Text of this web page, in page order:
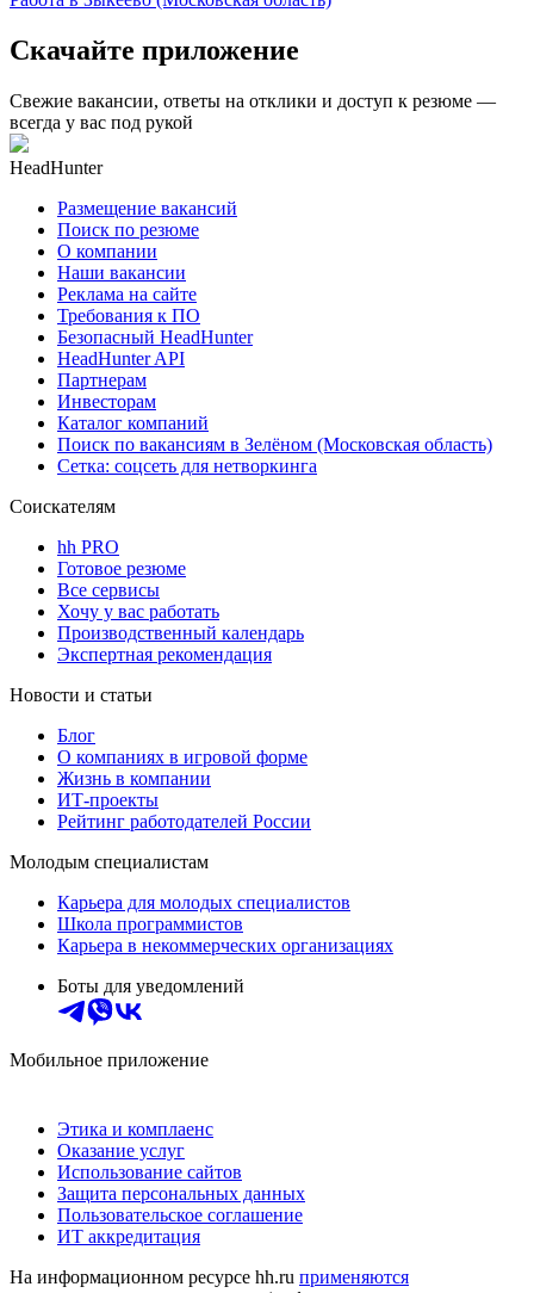
Скачайте приложение
Свежие вакансии, ответы на отклики и доступ к резюме —
всегда у вас под рукой
HeadHunter
Размещение вакансий
Поиск по резюме
О компании
Наши вакансии
Реклама на сайте
Требования к ПО
Безопасный HeadHunter
HeadHunter API
Партнерам
Инвесторам
Каталог компаний
Поиск по вакансиям в Зелёном (Московская область)
Сетка: соцсеть для нетворкинга
Соискателям
hh PRO
Готовое резюме
Все сервисы
Хочу у вас работать
Производственный календарь
Экспертная рекомендация
Новости и статьи
Блог
О компаниях в игровой форме
Жизнь в компании
ИТ-проекты
Рейтинг работодателей России
Молодым специалистам
Карьера для молодых специалистов
Школа программистов
Карьера в некоммерческих организациях
Боты для уведомлений
Мобильное приложение
Этика и комплаенс
Оказание услуг
Использование сайтов
Защита персональных данных
Пользовательское соглашение
ИТ аккредитация
На информационном ресурсе hh.ru применяются